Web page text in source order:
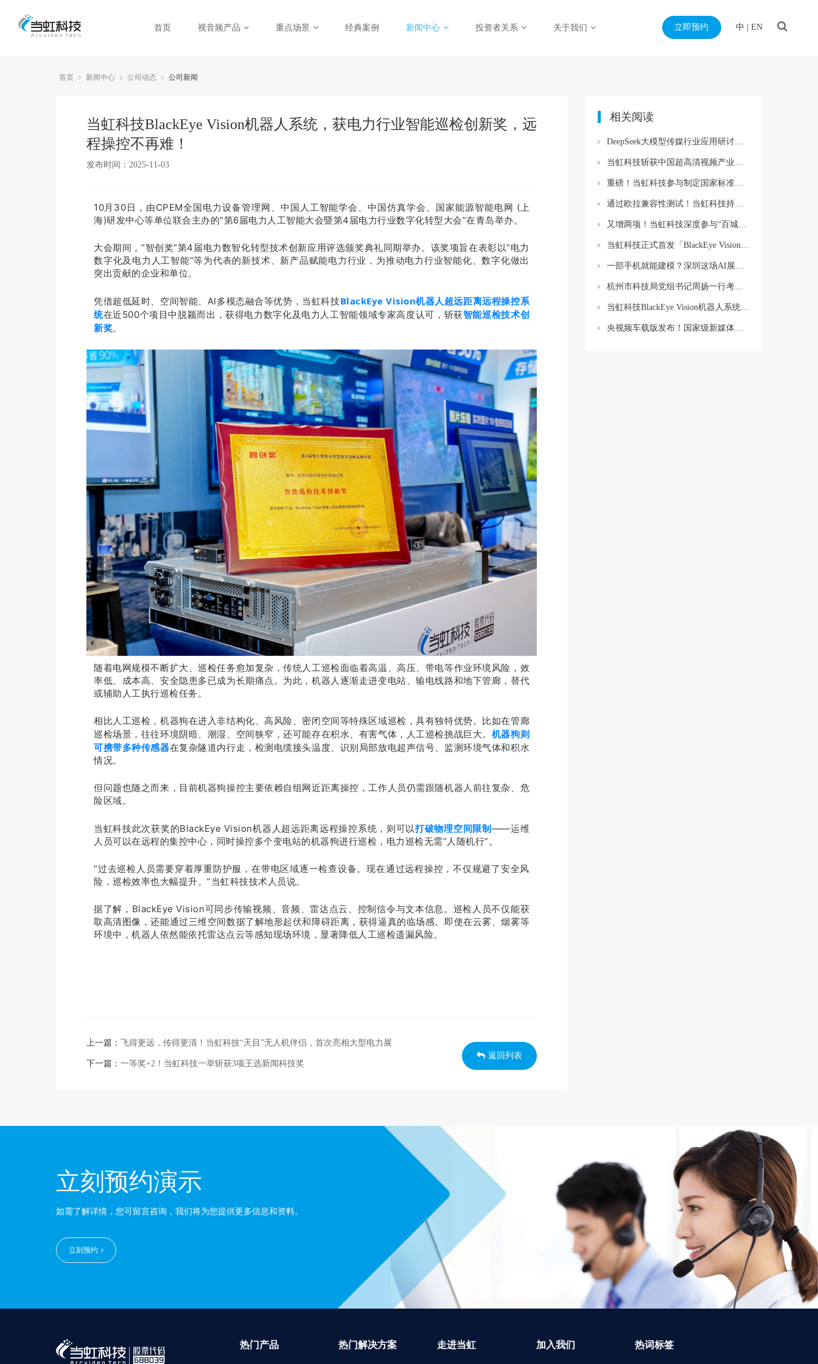
首页 视音频产品 重点场景 经典案例 新闻中心 投资者关系 关于我们 立即预约 中 EN
首页 新闻中心 公司动态 公司新闻
当虹科技BlackEye Vision机器人系统，获电力行业智能巡检创新奖，远
程操控不再难！
发布时间：2025-11-03
10月30日，由CPEM全国电力设备管理网、中国人工智能学会、中国仿真学会、国家能源智能电网 (上
海)研发中心等单位联合主办的“第6届电力人工智能大会暨第4届电力行业数字化转型大会”在青岛举办。
大会期间，“智创奖”第4届电力数智化转型技术创新应用评选颁奖典礼同期举办。该奖项旨在表彰以“电力
数字化及电力人工智能”等为代表的新技术、新产品赋能电力行业，为推动电力行业智能化、数字化做出
突出贡献的企业和单位。
凭借超低延时、空间智能、AI多模态融合等优势，当虹科技BlackEye Vision机器人超远距离远程操控系
统在近500个项目中脱颖而出，获得电力数字化及电力人工智能领域专家高度认可，斩获智能巡检技术创
新奖。
随着电网规模不断扩大、巡检任务愈加复杂，传统人工巡检面临着高温、高压、带电等作业环境风险，效
率低、成本高、安全隐患多已成为长期痛点。为此，机器人逐渐走进变电站、输电线路和地下管廊，替代
或辅助人工执行巡检任务。
相比人工巡检，机器狗在进入非结构化、高风险、密闭空间等特殊区域巡检，具有独特优势。比如在管廊
巡检场景，往往环境阴暗、潮湿、空间狭窄，还可能存在积水、有害气体，人工巡检挑战巨大。 机器狗则
可携带多种传感器在复杂隧道内行走，检测电缆接头温度、识别局部放电超声信号、监测环境气体和积水
情况。
但问题也随之而来，目前机器狗操控主要依赖自组网近距离操控，工作人员仍需跟随机器人前往复杂、危
险区域。
当虹科技此次获奖的BlackEye Vision机器人超远距离远程操控系统，则可以打破物理空间限制——运维
人员可以在远程的集控中心，同时操控多个变电站的机器狗进行巡检，电力巡检无需“人随机行”。
“过去巡检人员需要穿着厚重防护服，在带电区域逐一检查设备。现在通过远程操控，不仅规避了安全风
险，巡检效率也大幅提升。”当虹科技技术人员说。
据了解，BlackEye Vision可同步传输视频、音频、雷达点云、控制信令与文本信息。巡检人员不仅能获
取高清图像，还能通过三维空间数据了解地形起伏和障碍距离，获得逼真的临场感。即使在云雾、烟雾等
环境中，机器人依然能依托雷达点云等感知现场环境，显著降低人工巡检遗漏风险。
上一篇： 飞得更远，传得更清！当虹科技“天目”无人机伴侣，首次亮相大型电力展
下一篇： 一等奖+2！当虹科技一举斩获3项王选新闻科技奖
返回列表
相关阅读
DeepSeek大模型传媒行业应用研讨会成功举办，成果震撼业界！
当虹科技斩获中国超高清视频产业联盟大奖！
重磅！当虹科技参与制定国家标准，填补国内空白
通过欧拉兼容性测试！当虹科技持续推动视音频国产化创新
又增两项！当虹科技深度参与“百城千屏”技术标准制定
当虹科技正式首发「BlackEye Vision机器人超远距离远程操控系统」
一部手机就能建模？深圳这场AI展，当虹科技把兵马俑“搬”到了现场
杭州市科技局党组书记周扬一行考察调研当虹科技
当虹科技BlackEye Vision机器人系统，获电力行业智能巡检创新奖，远程操控不再难！
央视频车载版发布！国家级新媒体平台携手当虹科技与车企打造智能出行新体验
立刻预约演示
如需了解详情，您可留言咨询，我们将为您提供更多信息和资料。
立刻预约
热门产品 热门解决方案 走进当虹 加入我们 热词标签